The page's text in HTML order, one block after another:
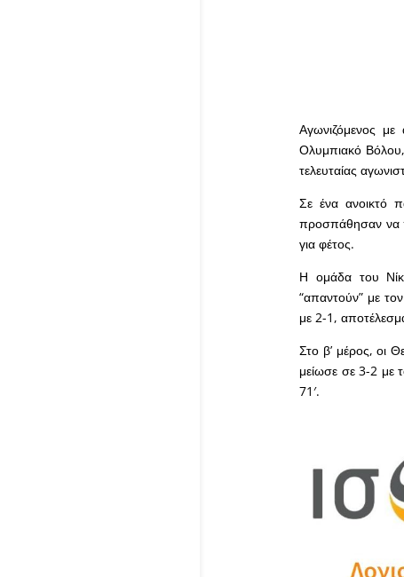
Αγωνιζόμενος
Ολυμπιακό
τελευταίας
Σε ένα ανοικτό
προσπάθησαν να
για φέτος.
Η ομάδα του
“απαντούν” με
με 2-1,
Στο β’ μέρος, οι
μείωσε σε 3-2 με
71′.